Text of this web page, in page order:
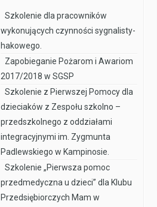
Szkolenie dla pracowników
wykonujących czynności sygnalisty-
hakowego.
Zapobieganie Pożarom i Awariom
2017/2018 w SGSP
Szkolenie z Pierwszej Pomocy dla
dzieciaków z Zespołu szkolno –
przedszkolnego z oddziałami
integracyjnymi im. Zygmunta
Padlewskiego w Kampinosie.
Szkolenie „Pierwsza pomoc
przedmedyczna u dzieci” dla Klubu
Przedsiębiorczych Mam w